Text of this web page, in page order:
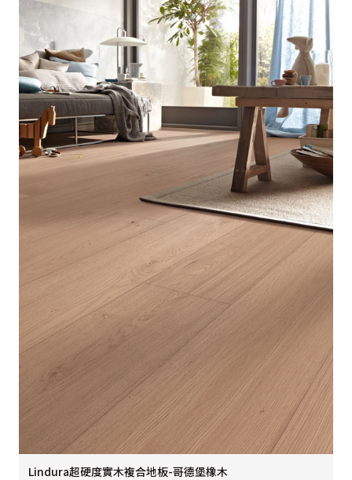
Lindura超硬度實木複合地板-哥德堡橡木